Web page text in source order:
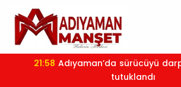
21:58
tutuklandı